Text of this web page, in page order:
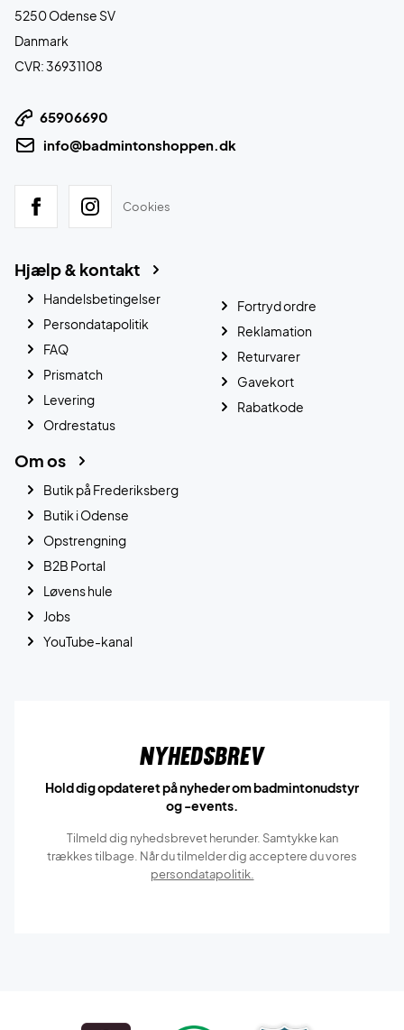
5250 Odense SV
Danmark
CVR: 36931108
65906690
info@badmintonshoppen.dk
Cookies
Hjælp & kontakt
Handelsbetingelser
Persondatapolitik
FAQ
Prismatch
Levering
Ordrestatus
Fortryd ordre
Reklamation
Returvarer
Gavekort
Rabatkode
Om os
Butik på Frederiksberg
Butik i Odense
Opstrengning
B2B Portal
Løvens hule
Jobs
YouTube-kanal
Nyhedsbrev
Hold dig opdateret på nyheder om badmintonudstyr
og -events.
Tilmeld dig nyhedsbrevet herunder. Samtykke kan
trækkes tilbage. Når du tilmelder dig acceptere du vores
persondatapolitik.